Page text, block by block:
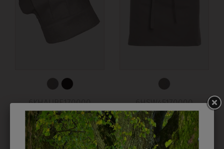
6KHAUBE170000
KOCHHAUBE GRIFFIN
€ 15,90
6HSW45170000
SCHÜRZE 45 GRIFFIN
€ 12,90